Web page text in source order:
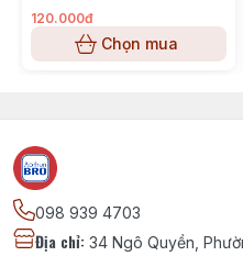
120.000đ
Chọn mua
098 939 4703
Địa chỉ: 34 Ngô Quyền,